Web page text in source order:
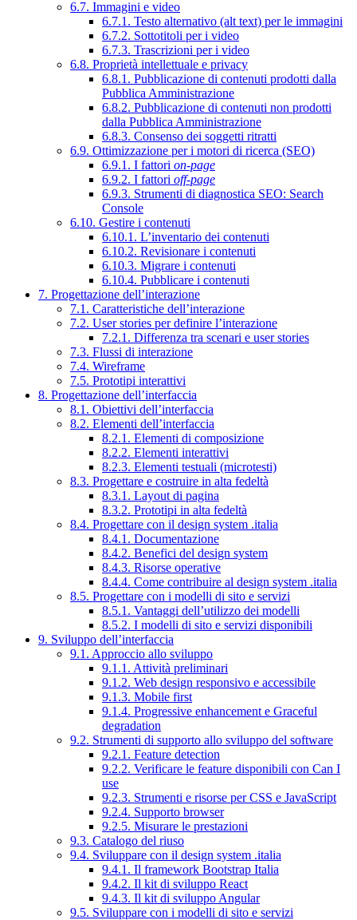
6.7. Immagini e video
6.7.1. Testo alternativo (alt text) per le immagini
6.7.2. Sottotitoli per i video
6.7.3. Trascrizioni per i video
6.8. Proprietà intellettuale e privacy
6.8.1. Pubblicazione di contenuti prodotti dalla
Pubblica Amministrazione
6.8.2. Pubblicazione di contenuti non prodotti
dalla Pubblica Amministrazione
6.8.3. Consenso dei soggetti ritratti
6.9. Ottimizzazione per i motori di ricerca (SEO)
6.9.1. I fattori on-page
6.9.2. I fattori off-page
6.9.3. Strumenti di diagnostica SEO: Search
Console
6.10. Gestire i contenuti
6.10.1. L’inventario dei contenuti
6.10.2. Revisionare i contenuti
6.10.3. Migrare i contenuti
6.10.4. Pubblicare i contenuti
7. Progettazione dell’interazione
7.1. Caratteristiche dell’interazione
7.2. User stories per definire l’interazione
7.2.1. Differenza tra scenari e user stories
7.3. Flussi di interazione
7.4. Wireframe
7.5. Prototipi interattivi
8. Progettazione dell’interfaccia
8.1. Obiettivi dell’interfaccia
8.2. Elementi dell’interfaccia
8.2.1. Elementi di composizione
8.2.2. Elementi interattivi
8.2.3. Elementi testuali (microtesti)
8.3. Progettare e costruire in alta fedeltà
8.3.1. Layout di pagina
8.3.2. Prototipi in alta fedeltà
8.4. Progettare con il design system .italia
8.4.1. Documentazione
8.4.2. Benefici del design system
8.4.3. Risorse operative
8.4.4. Come contribuire al design system .italia
8.5. Progettare con i modelli di sito e servizi
8.5.1. Vantaggi dell’utilizzo dei modelli
8.5.2. I modelli di sito e servizi disponibili
9. Sviluppo dell’interfaccia
9.1. Approccio allo sviluppo
9.1.1. Attività preliminari
9.1.2. Web design responsivo e accessibile
9.1.3. Mobile first
9.1.4. Progressive enhancement e Graceful
degradation
9.2. Strumenti di supporto allo sviluppo del software
9.2.1. Feature detection
9.2.2. Verificare le feature disponibili con Can I
use
9.2.3. Strumenti e risorse per CSS e JavaScript
9.2.4. Supporto browser
9.2.5. Misurare le prestazioni
9.3. Catalogo del riuso
9.4. Sviluppare con il design system .italia
9.4.1. Il framework Bootstrap Italia
9.4.2. Il kit di sviluppo React
9.4.3. Il kit di sviluppo Angular
9.5. Sviluppare con i modelli di sito e servizi